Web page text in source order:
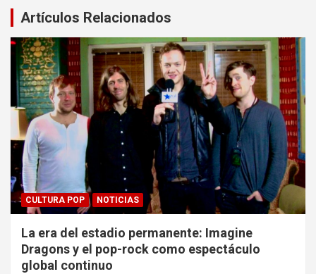
Artículos Relacionados
CULTURA POP NOTICIAS
La era del estadio permanente: Imagine
Dragons y el pop-rock como espectáculo
global continuo